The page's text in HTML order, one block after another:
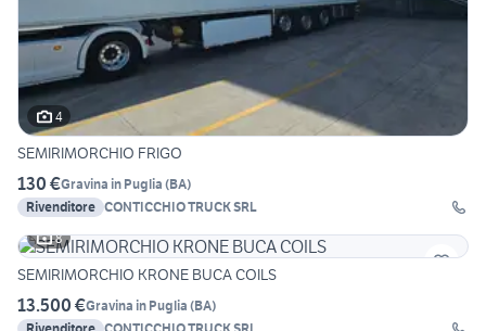
4
SEMIRIMORCHIO FRIGO
130 €Gravina in Puglia (BA)
Rivenditore CONTICCHIO TRUCK SRL
8
SEMIRIMORCHIO KRONE BUCA COILS
13.500 €Gravina in Puglia (BA)